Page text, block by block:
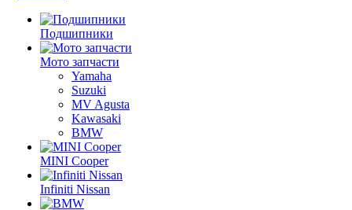
Подшипники
Мото запчасти
Yamaha
Suzuki
MV Agusta
Kawasaki
BMW
MINI Cooper
Infiniti Nissan